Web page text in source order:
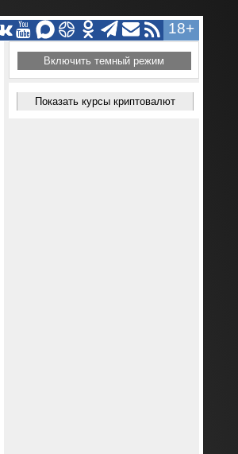
18+
Включить темный режим
Показать курсы криптовалют